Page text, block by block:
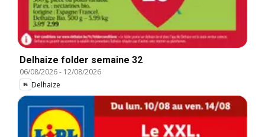
Delhaize folder semaine 32
06/08/2026- 12/08/2026
Delhaize